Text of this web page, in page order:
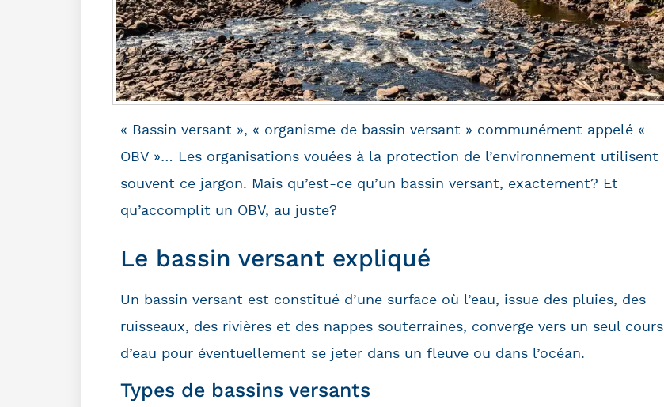
« Bassin versant », « organisme de bassin versant » communément appelé «
OBV »… Les organisations vouées à la protection de l’environnement utilisent
souvent ce jargon. Mais qu’est-ce qu’un bassin versant, exactement? Et
qu’accomplit un OBV, au juste?
Le bassin versant expliqué
Un bassin versant est constitué d’une surface où l’eau, issue des pluies, des
ruisseaux, des rivières et des nappes souterraines, converge vers un seul cours
d’eau pour éventuellement se jeter dans un fleuve ou dans l’océan.
Types de bassins versants